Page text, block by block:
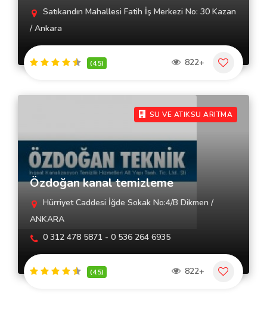
Satıkandın Mahallesi Fatih İş Merkezi No: 30 Kazan
/ Ankara
(4.5) 822+
SU VE ATIKSU ARITMA
Özdoğan kanal temizleme
Hürriyet Caddesi İğde Sokak No:4/B Dikmen /
ANKARA
0 312 478 5871 - 0 536 264 6935
(4.5) 822+